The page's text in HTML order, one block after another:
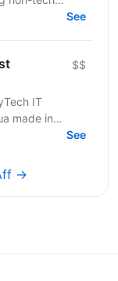
See
$$
IT
made in
хабом для
See
→